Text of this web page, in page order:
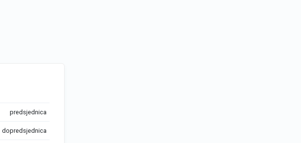
predsjednica
dopredsjednica